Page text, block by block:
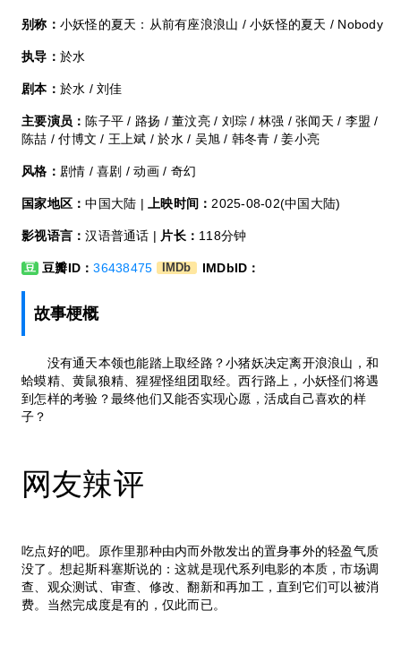
别称： 小妖怪的夏天：从前有座浪浪山 / 小妖怪的夏天 / Nobody
执导： 於水
剧本： 於水 / 刘佳
主要演员： 陈子平 / 路扬 / 董汶亮 / 刘琮 / 林强 / 张闻天 / 李盟 /
陈喆 / 付博文 / 王上斌 / 於水 / 吴旭 / 韩冬青 / 姜小亮
风格： 剧情 / 喜剧 / 动画 / 奇幻
国家地区：中国大陆 | 上映时间： 2025-08-02(中国大陆)
影视语言：汉语普通话 | 片长： 118分钟
豆 豆瓣ID：36438475 IMDb IMDbID：
故事梗概
没有通天本领也能踏上取经路？小猪妖决定离开浪浪山，和
蛤蟆精、黄鼠狼精、猩猩怪组团取经。西行路上，小妖怪们将遇
到怎样的考验？最终他们又能否实现心愿，活成自己喜欢的样
子？
网友辣评
吃点好的吧。原作里那种由内而外散发出的置身事外的轻盈气质
没了。想起斯科塞斯说的：这就是现代系列电影的本质，市场调
查、观众测试、审查、修改、翻新和再加工，直到它们可以被消
费。当然完成度是有的，仅此而已。